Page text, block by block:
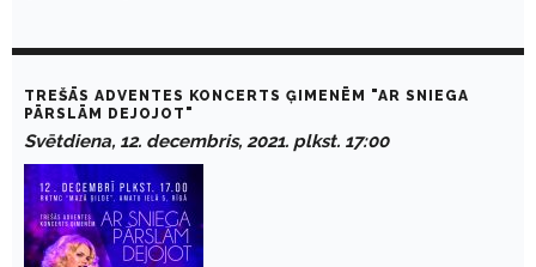
TREŠĀS ADVENTES KONCERTS ĢIMENĒM "AR SNIEGA
PĀRSLĀM DEJOJOT"
Svētdiena, 12. decembris, 2021. plkst. 17:00